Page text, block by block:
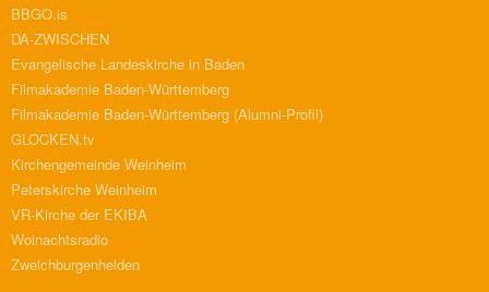
BBGO.is
DA-ZWISCHEN
Evangelische Landeskirche in Baden
Filmakademie Baden-Württemberg
Filmakademie Baden-Württemberg (Alumni-Profil)
GLOCKEN.tv
Kirchengemeinde Weinheim
Peterskirche Weinheim
VR-Kirche der EKIBA
Woinachtsradio
Zweichburgenhelden